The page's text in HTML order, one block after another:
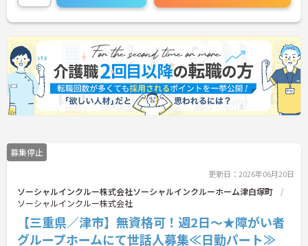
募集停止
更新日：2026年06月20日
ソーシャルインクルー株式会社ソーシャルインクルーホーム津白塚町
ソーシャルインクルー株式会社
【三重県／津市】無資格可！週2日～★障がい者
グループホームにて世話人募集≪日勤パート≫